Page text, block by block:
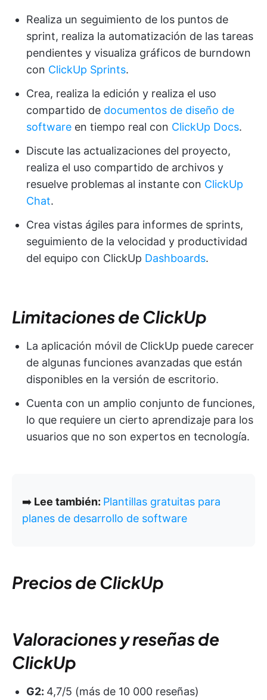
Realiza un seguimiento de los puntos de
sprint, realiza la automatización de las tareas
pendientes y visualiza gráficos de burndown
con ClickUp Sprints.
Crea, realiza la edición y realiza el uso
compartido de documentos de diseño de
software en tiempo real con ClickUp Docs.
Discute las actualizaciones del proyecto,
realiza el uso compartido de archivos y
resuelve problemas al instante con ClickUp
Chat.
Crea vistas ágiles para informes de sprints,
seguimiento de la velocidad y productividad
del equipo con ClickUp Dashboards.
Limitaciones de ClickUp
La aplicación móvil de ClickUp puede carecer
de algunas funciones avanzadas que están
disponibles en la versión de escritorio.
Cuenta con un amplio conjunto de funciones,
lo que requiere un cierto aprendizaje para los
usuarios que no son expertos en tecnología.
➡️ Lee también: Plantillas gratuitas para
planes de desarrollo de software
Precios de ClickUp
Valoraciones y reseñas de
ClickUp
G2: 4,7/5 (más de 10 000 reseñas)